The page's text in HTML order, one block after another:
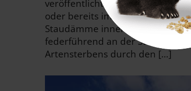
veröffentlichten Studie sind
oder bereits im Bau.
Staudämme innerhalb von
federführend an der Studie
Artensterbens durch den […]